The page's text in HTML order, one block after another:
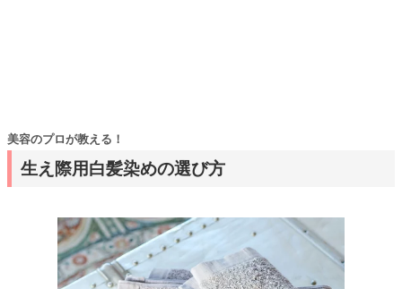
生え際用白髪染めの選び方
美容のプロが教える！